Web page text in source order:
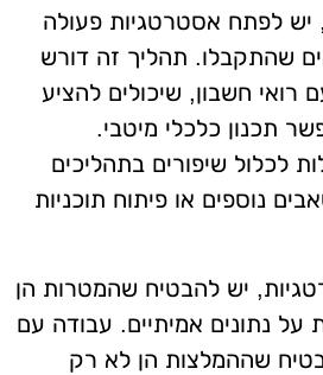
יש לפתח אסטרטגיות פעולה
שהתקבלו. תהליך זה דורש
רואי חשבון, שיכולים להציע
תכנון כלכלי מיטבי.
לכלול שיפורים בתהליכים
נוספים או פיתוח תוכניות
יש להבטיח שהמטרות הן
על נתונים אמיתיים. עבודה עם
שההמלצות הן לא רק